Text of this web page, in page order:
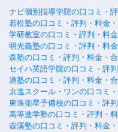
ナビ個別指導学院の口コミ・
若松塾の口コミ・評判・料金
学研教室の口コミ・評判・料
明光義塾の口コミ・評判・料
森塾の口コミ・評判・料金・
セイハ英語学院の口コミ・評
適塾の口コミ・評判・料金・
京進スクール・ワンの口コミ
東進衛星予備校の口コミ・評
高等進学塾の口コミ・評判・
壺溪塾の口コミ・評判・料金